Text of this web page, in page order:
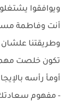
ويوافقوا
أنت وفاطمة
وطريقتنا
تكون خلصت
أومأ رأسه
- مفهوم سعادتك